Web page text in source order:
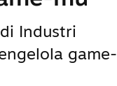
Industri
game-